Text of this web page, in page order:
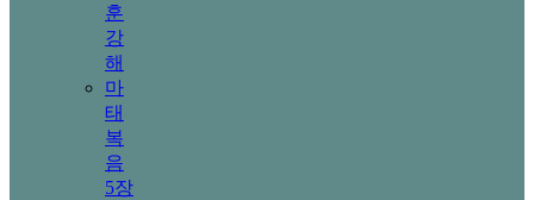
훈
강
해
마
태
복
음
5장